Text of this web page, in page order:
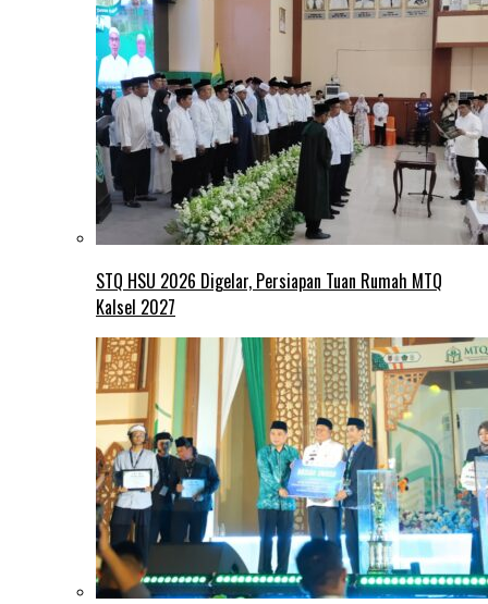
STQ HSU 2026 Digelar, Persiapan Tuan Rumah MTQ
Kalsel 2027